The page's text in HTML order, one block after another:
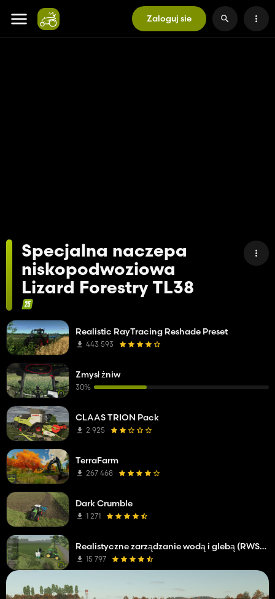
Zaloguj sie
Specjalna naczepa
niskopodwoziowa
Lizard Forestry TL38
Realistic RayTracing Reshade Preset
443 593
Zmysł żniw
30%
CLAAS TRION Pack
2 925
TerraFarm
267 468
Dark Crumble
1 271
Realistyczne zarządzanie wodą i glebą (RWSM)
15 797